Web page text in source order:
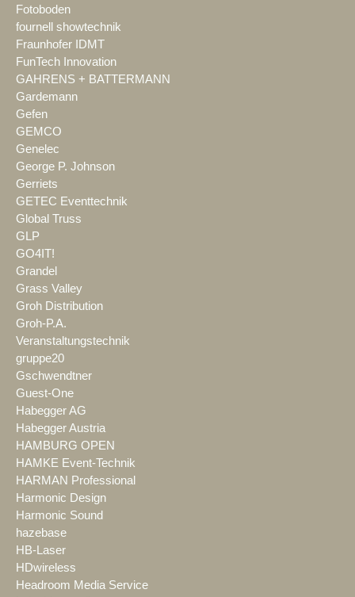
Fotoboden
fournell showtechnik
Fraunhofer IDMT
FunTech Innovation
GAHRENS + BATTERMANN
Gardemann
Gefen
GEMCO
Genelec
George P. Johnson
Gerriets
GETEC Eventtechnik
Global Truss
GLP
GO4IT!
Grandel
Grass Valley
Groh Distribution
Groh-P.A.
Veranstaltungstechnik
gruppe20
Gschwendtner
Guest-One
Habegger AG
Habegger Austria
HAMBURG OPEN
HAMKE Event-Technik
HARMAN Professional
Harmonic Design
Harmonic Sound
hazebase
HB-Laser
HDwireless
Headroom Media Service